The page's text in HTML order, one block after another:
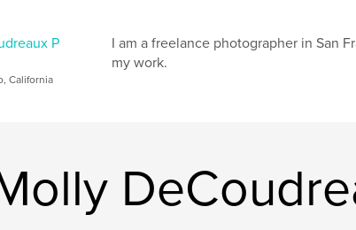
P
California
I am a freelance photographer in San
my work.